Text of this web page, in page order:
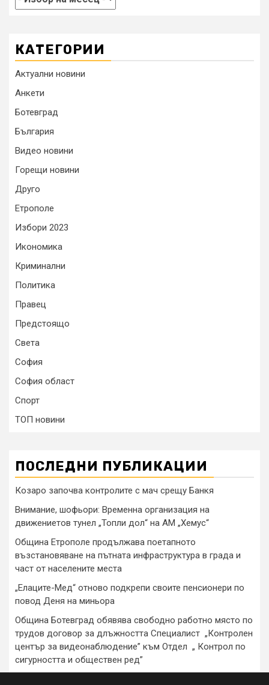
КАТЕГОРИИ
Актуални новини
Анкети
Ботевград
България
Видео новини
Горещи новини
Друго
Етрополе
Избори 2023
Икономика
Криминални
Политика
Правец
Предстоящо
Света
София
София област
Спорт
ТОП новини
ПОСЛЕДНИ ПУБЛИКАЦИИ
Козаро започва контролите с мач срещу Банкя
Внимание, шофьори: Временна организация на
движениетов тунел „Топли дол“ на АМ „Хемус“
Община Етрополе продължава поетапното
възстановяване на пътната инфраструктура в града и
част от населените места
„Елаците-Мед“ отново подкрепи своите пенсионери по
повод Деня на миньора
Община Ботевград обявява свободно работно място по
трудов договор за длъжността Специалист „Контролен
център за видеонаблюдение” към Отдел „ Контрол по
сигурността и обществен ред”